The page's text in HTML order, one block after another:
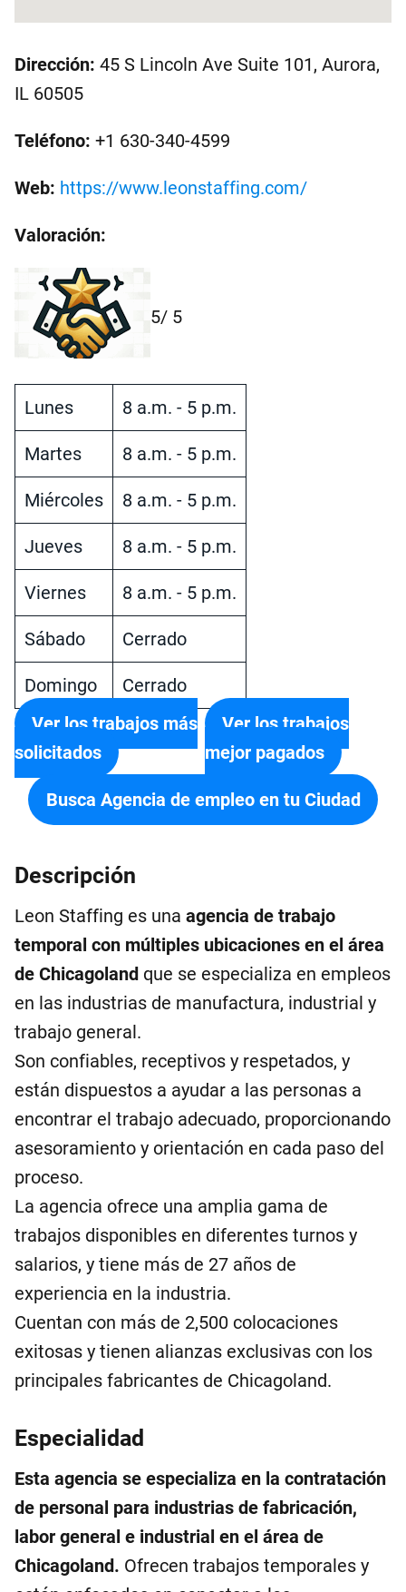
Dirección: 45 S Lincoln Ave Suite 101, Aurora,
IL 60505
Teléfono: +1 630-340-4599
Web: https://www.leonstaffing.com/
Valoración:
5/ 5
Lunes 8 a.m. - 5 p.m.
Martes 8 a.m. - 5 p.m.
Miércoles 8 a.m. - 5 p.m.
Jueves 8 a.m. - 5 p.m.
Viernes 8 a.m. - 5 p.m.
Sábado Cerrado
Domingo
Cerrado
Ver los trabajos más
solicitados
Ver los trabajos
mejor pagados
Busca Agencia de empleo en tu Ciudad
Descripción
Leon Staffing es una agencia de trabajo
temporal con múltiples ubicaciones en el área
de Chicagoland que se especializa en empleos
en las industrias de manufactura, industrial y
trabajo general.
Son confiables, receptivos y respetados, y
están dispuestos a ayudar a las personas a
encontrar el trabajo adecuado, proporcionando
asesoramiento y orientación en cada paso del
proceso.
La agencia ofrece una amplia gama de
trabajos disponibles en diferentes turnos y
salarios, y tiene más de 27 años de
experiencia en la industria.
Cuentan con más de 2,500 colocaciones
exitosas y tienen alianzas exclusivas con los
principales fabricantes de Chicagoland.
Especialidad
Esta agencia se especializa en la contratación
de personal para industrias de fabricación,
labor general e industrial en el área de
Chicagoland. Ofrecen trabajos temporales y